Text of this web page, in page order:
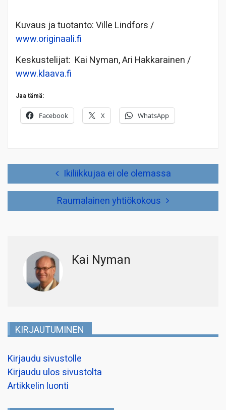
Kuvaus ja tuotanto: Ville Lindfors /
www.originaali.fi
Keskustelijat: Kai Nyman, Ari Hakkarainen /
www.klaava.fi
Jaa tämä:
Facebook X WhatsApp
Ikiliikkujaa ei ole olemassa
Raumalainen yhtiökokous
Kai Nyman
KIRJAUTUMINEN
Kirjaudu sivustolle
Kirjaudu ulos sivustolta
Artikkelin luonti